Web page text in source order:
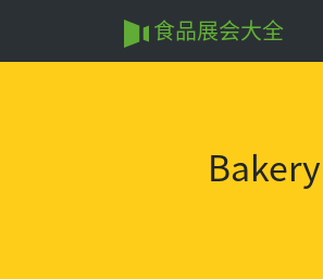
食品展会大全
Bakery